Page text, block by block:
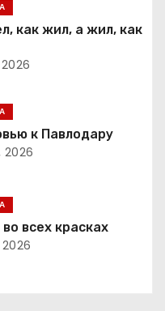
как жил, а жил, как
к Павлодару
2026
всех красках